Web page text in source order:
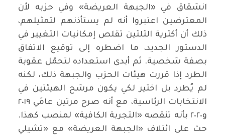
انشقاق في «الجبهة العريضة» وفي حزبه لأن
المعترضين اعتبروا أنه لم يستأذنهم لتمثيلهم،
ذلك أن أكثرية الثلثين تقلص إمكانيات التغيير في
الدستور الجديد، ما اضطره إلى توقيع الاتفاق
بصفة شخصية. ثم أبدى استعداده لتحمّل عقوبة
الطرد إذا قررت هيئات الحزب والجبهة ذلك، لكنه
لم يُطرد بل اختير لكي يكون مرشح الهيئتين في
الانتخابات الرئاسية، مع أنه صرح مرتين عامَي ٢٠١٩
و٢٠٢٠ بأنه تنقصه «التجربة الكافية» لمنصب كهذا.
حث على ائتلاف «الجبهة العريضة» مع «تشيلي